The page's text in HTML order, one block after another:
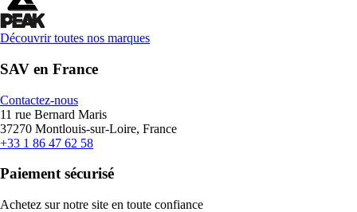
Découvrir toutes nos marques
SAV en France
Contactez-nous
11 rue Bernard Maris
37270 Montlouis-sur-Loire, France
+33 1 86 47 62 58
Paiement sécurisé
Achetez sur notre site en toute confiance